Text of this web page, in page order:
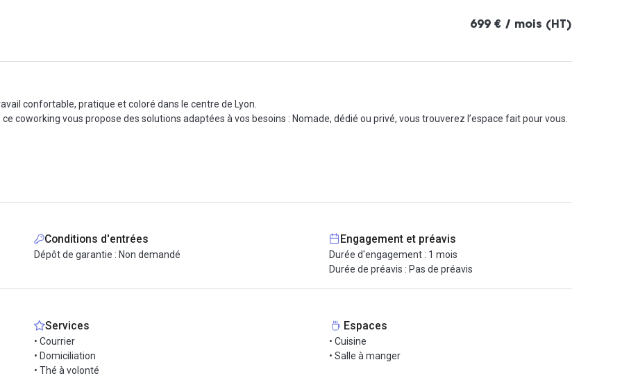
699 € / mois (HT)
confortable, pratique et coloré dans le centre de Lyon.
coworking vous propose des solutions adaptées à vos besoins : Nomade, dédié ou privé, vous trouverez l’espace fait pour vous.
écran blanc et accéssoires associés.
Conditions d'entrées
Dépôt de garantie : Non demandé
Engagement et préavis
Durée d'engagement : 1 mois
Durée de préavis : Pas de préavis
Services
• Courrier
• Domiciliation
• Thé à volonté
Espaces
• Cuisine
• Salle à manger